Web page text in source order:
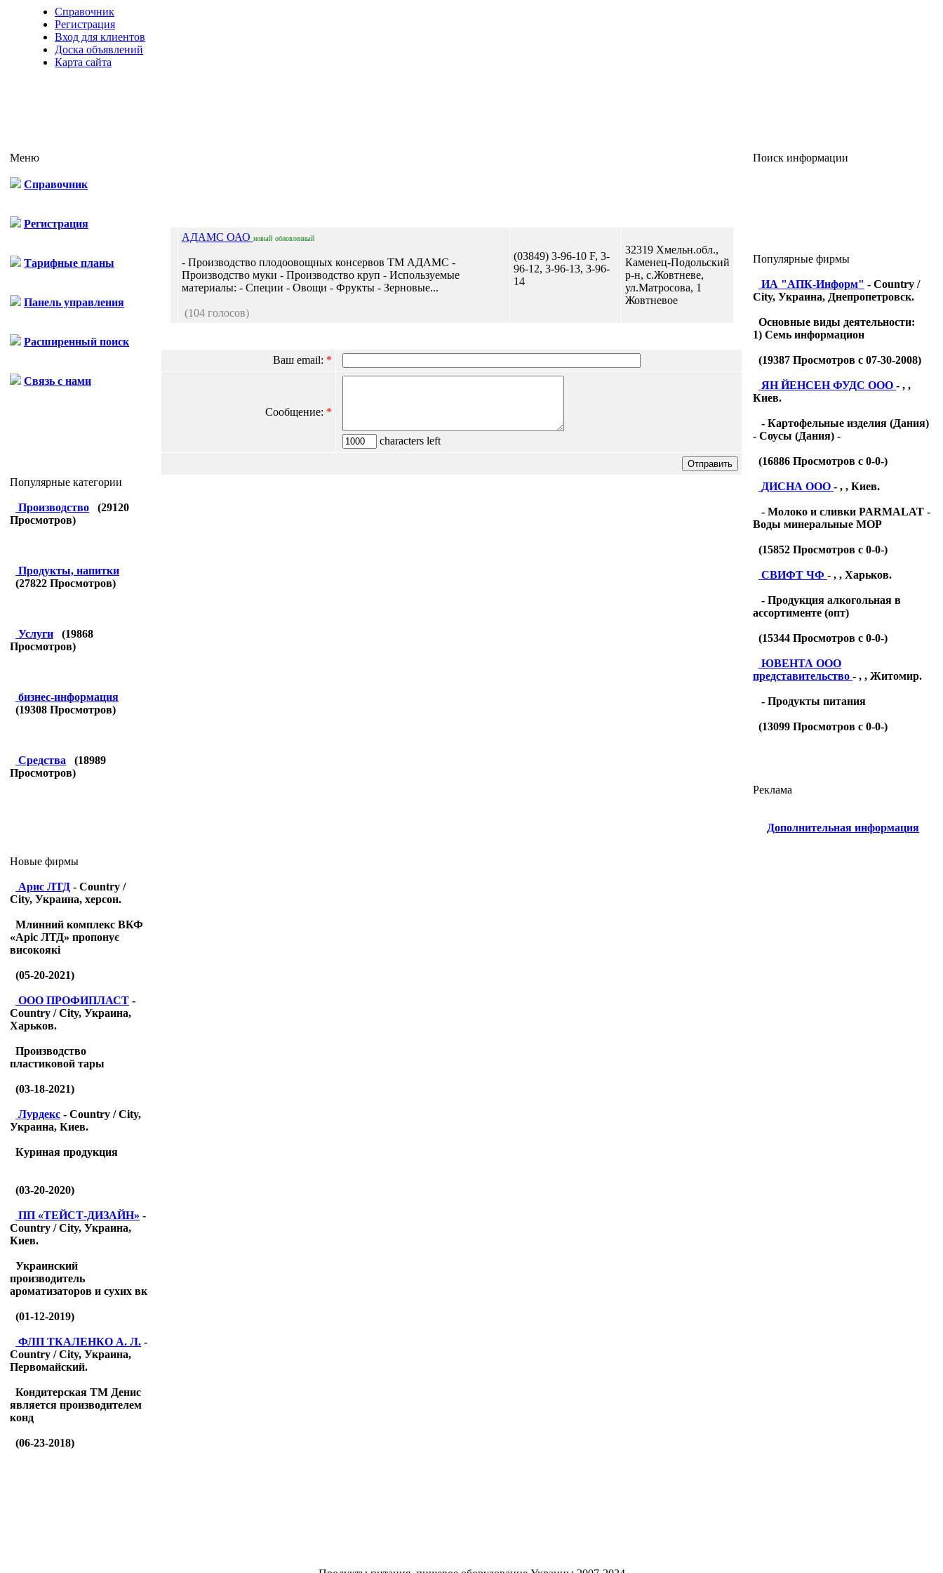
Справочник
Регистрация
Вход для клиентов
Доска объявлений
Карта сайта
Меню
Справочник
Регистрация
Тарифные планы
Панель управления
Расширенный поиск
Связь с нами
Популярные категории
Производство (29120
Просмотров)
Продукты, напитки
(27822 Просмотров)
Услуги (19868
Просмотров)
бизнес-информация
(19308 Просмотров)
Средства (18989
Просмотров)
Новые фирмы
Арис ЛТД - Country /
City, Украина, херсон.
Млинний комплекс ВКФ
«Аріс ЛТД» пропонує
високоякі
(05-20-2021)
ООО ПРОФИПЛАСТ -
Country / City, Украина,
Харьков.
Производство
пластиковой тары
(03-18-2021)
Лурдекс - Country / City,
Украина, Киев.
Куриная продукция
(03-20-2020)
ПП «ТЕЙСТ-ДИЗАЙН» -
Country / City, Украина,
Киев.
Украинский
производитель
ароматизаторов и сухих вк
(01-12-2019)
ФЛП ТКАЛЕНКО А. Л. -
Country / City, Украина,
Первомайский.
Кондитерская ТМ Денис
является производителем
конд
(06-23-2018)
АДАМС ОАО новый обновленный
- Производство плодоовощных консервов ТМ АДАМС -
Производство муки - Производство круп - Используемые
материалы: - Специи - Овощи - Фрукты - Зерновые...
(104 голосов)
(03849) 3-96-10 F, 3-
96-12, 3-96-13, 3-96-
14
32319 Хмельн.обл.,
Каменец-Подольский
р-н, с.Жовтневе,
ул.Матросова, 1
Жовтневое
Ваш email: *
Сообщение: *
characters left
Поиск информации
Популярные фирмы
ИА "АПК-Информ" - Country /
City, Украина, Днепропетровск.
Основные виды деятельности:
1) Семь информацион
(19387 Просмотров с 07-30-2008)
ЯН ЙЕНСЕН ФУДС ООО - , ,
Киев.
- Картофельные изделия (Дания)
- Соусы (Дания) -
(16886 Просмотров с 0-0-)
ДИСНА ООО - , , Киев.
- Молоко и сливки PARMALAT -
Воды минеральные МОР
(15852 Просмотров с 0-0-)
СВИФТ ЧФ - , , Харьков.
- Продукция алкогольная в
ассортименте (опт)
(15344 Просмотров с 0-0-)
ЮВЕНТА ООО
представительство - , , Житомир.
- Продукты питания
(13099 Просмотров с 0-0-)
Реклама
Дополнительная информация